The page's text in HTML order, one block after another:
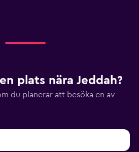
plats nära Jeddah?
du planerar att besöka en av